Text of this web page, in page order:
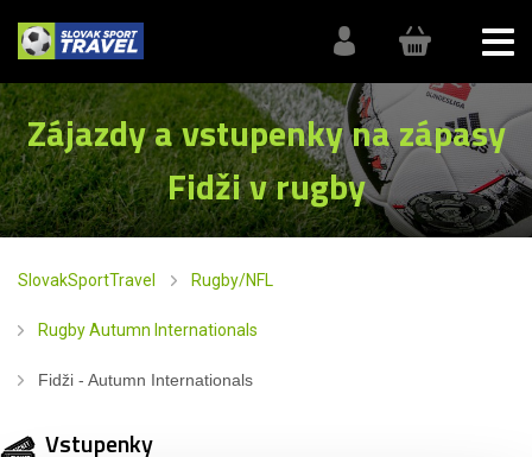
Zájazdy a vstupenky na zápasy
Fidži v rugby
SlovakSportTravel Rugby/NFL
Rugby Autumn Internationals
Fidži - Autumn Internationals
Vstupenky